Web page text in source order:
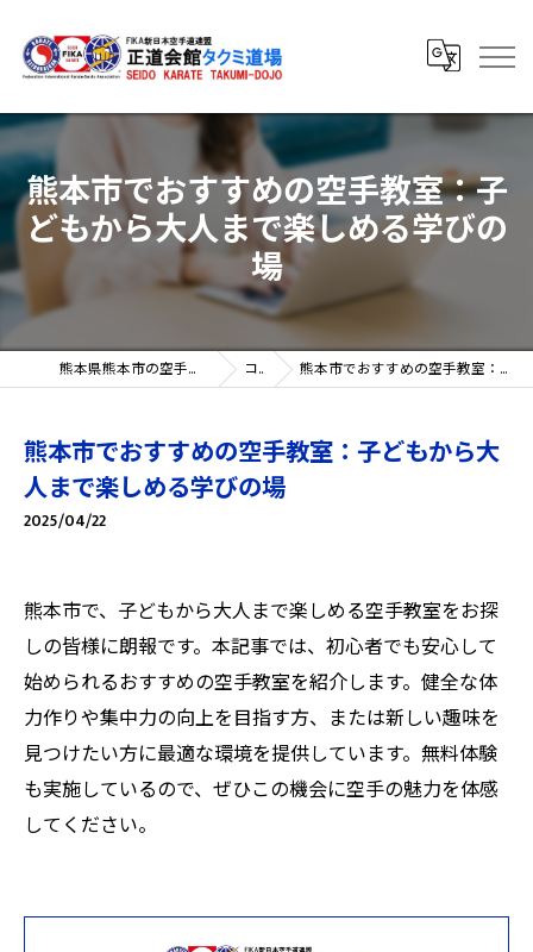
熊本市でおすすめの空手教室：子
どもから大人まで楽しめる学びの
場
熊本県熊本市の空手教室なら正道会館タクミ道場 コラム 熊本市でおすすめの空手教室：子どもから大人まで楽しめる学びの場
熊本市でおすすめの空手教室：子どもから大
人まで楽しめる学びの場
2025/04/22
熊本市で、子どもから大人まで楽しめる空手教室をお探
しの皆様に朗報です。本記事では、初心者でも安心して
始められるおすすめの空手教室を紹介します。健全な体
力作りや集中力の向上を目指す方、または新しい趣味を
見つけたい方に最適な環境を提供しています。無料体験
も実施しているので、ぜひこの機会に空手の魅力を体感
してください。